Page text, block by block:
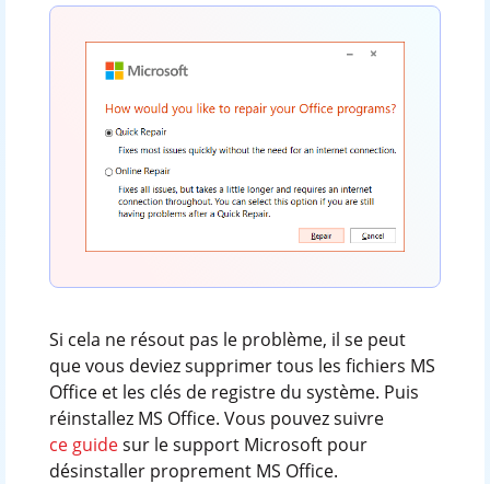
Si cela ne résout pas le problème, il se peut
que vous deviez supprimer tous les fichiers MS
Office et les clés de registre du système. Puis
réinstallez MS Office. Vous pouvez suivre
ce guidesur le support Microsoft pour
désinstaller proprement MS Office.